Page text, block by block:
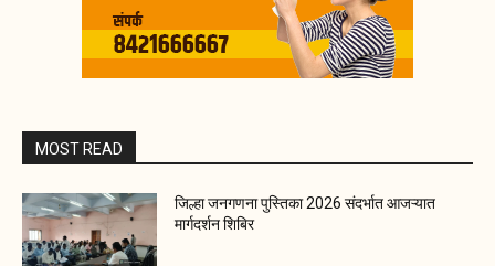
MOST READ
जिल्हा जनगणना पुस्तिका 2026 संदर्भात आजऱ्यात
मार्गदर्शन शिबिर